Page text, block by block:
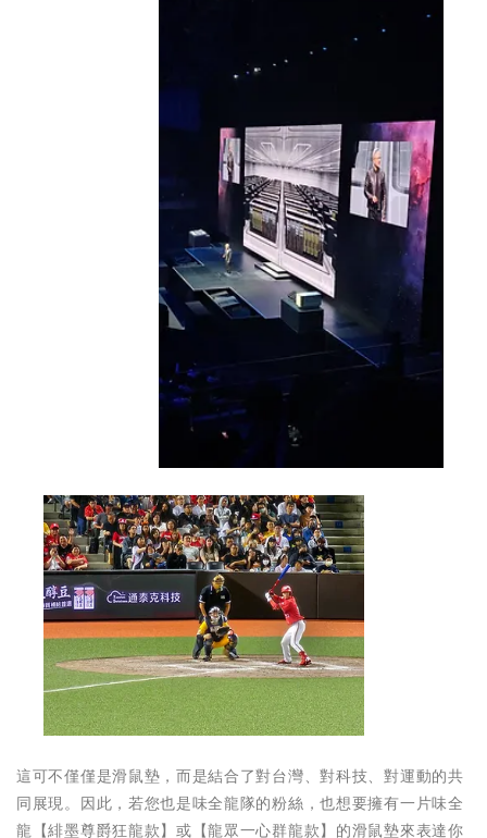
這可不僅僅是滑鼠墊，而是結合了對台灣、對科技、對運動的共
同展現。因此，若您也是味全龍隊的粉絲，也想要擁有一片味全
龍【緋墨尊爵狂龍款】或【龍眾一心群龍款】的滑鼠墊來表達你